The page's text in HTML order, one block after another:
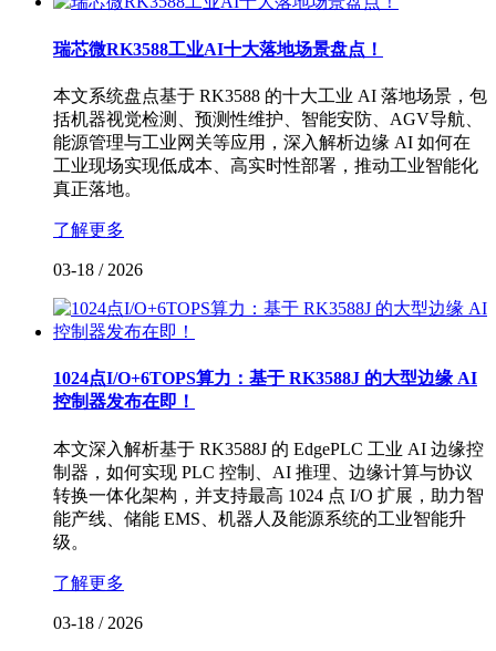
瑞芯微RK3588工业AI十大落地场景盘点！
本文系统盘点基于 RK3588 的十大工业 AI 落地场景，包
括机器视觉检测、预测性维护、智能安防、AGV导航、
能源管理与工业网关等应用，深入解析边缘 AI 如何在
工业现场实现低成本、高实时性部署，推动工业智能化
真正落地。
了解更多
03-18 / 2026
1024点I/O+6TOPS算力：基于 RK3588J 的大型边缘 AI
控制器发布在即！
本文深入解析基于 RK3588J 的 EdgePLC 工业 AI 边缘控
制器，如何实现 PLC 控制、AI 推理、边缘计算与协议
转换一体化架构，并支持最高 1024 点 I/O 扩展，助力智
能产线、储能 EMS、机器人及能源系统的工业智能升
级。
了解更多
03-18 / 2026